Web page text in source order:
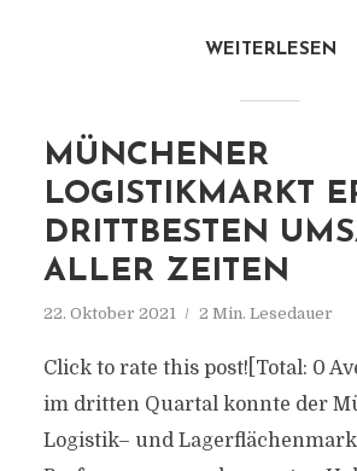
WEITERLESEN
MÜNCHENER
LOGISTIKMARKT
DRITTBESTEN
ALLER ZEITEN
22. Oktober 2021 2 Min. Lesedauer
Click to rate this post![Total: 0
im dritten Quartal konnte der
Logistik– und